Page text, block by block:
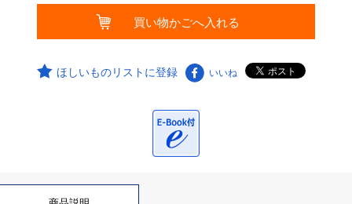
ほしいものリストに登録 いいね